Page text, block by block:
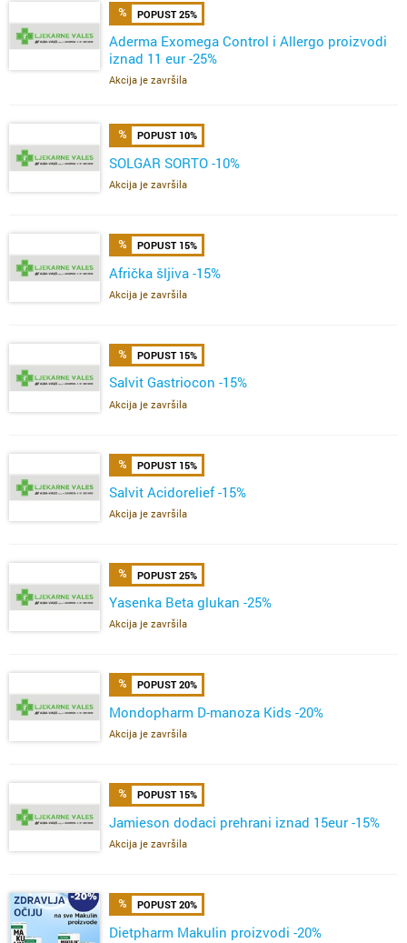
POPUST 25%
Aderma Exomega Control i Allergo proizvodi
iznad 11 eur -25%
Akcija je završila
POPUST 10%
SOLGAR SORTO -10%
Akcija je završila
POPUST 15%
Afrička šljiva -15%
Akcija je završila
POPUST 15%
Salvit Gastriocon -15%
Akcija je završila
POPUST 15%
Salvit Acidorelief -15%
Akcija je završila
POPUST 25%
Yasenka Beta glukan -25%
Akcija je završila
POPUST 20%
Mondopharm D-manoza Kids -20%
Akcija je završila
POPUST 15%
Jamieson dodaci prehrani iznad 15eur -15%
Akcija je završila
POPUST 20%
Dietpharm Makulin proizvodi -20%